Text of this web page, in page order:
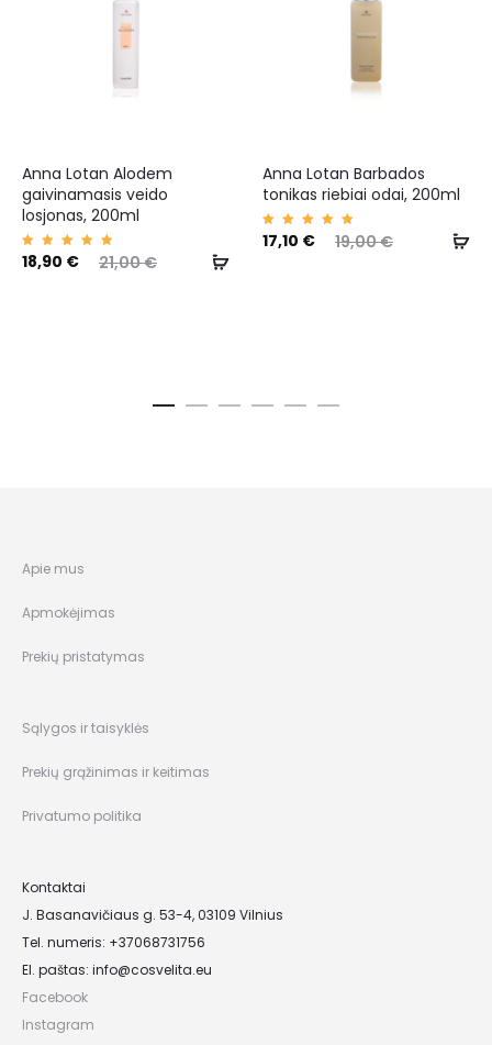
Anna Lotan Alodem
gaivinamasis veido
losjonas, 200ml
Įvertin
imas:
21,00€
18,90 €
Anna Lotan Barbados
tonikas riebiai odai, 200ml
Įvertin
imas:
19,00€
17,10 €
Apie mus
Apmokėjimas
Prekių pristatymas
Sąlygos ir taisyklės
Prekių grąžinimas ir keitimas
Privatumo politika
Kontaktai
J. Basanavičiaus g. 53-4, 03109 Vilnius
Tel. numeris: +37068731756
El. paštas: info@cosvelita.eu
Facebook
Instagram